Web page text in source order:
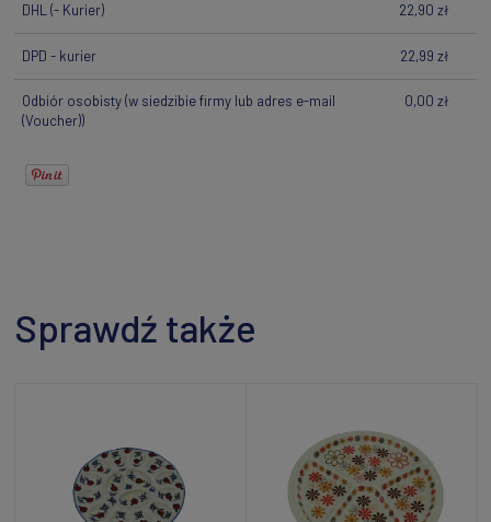
DHL(- Kurier) 22,90 zł
DPD - kurier 22,99 zł
Odbiór osobisty(w siedzibie firmy lub adres e-mail
(Voucher))
0,00 zł
Sprawdź także